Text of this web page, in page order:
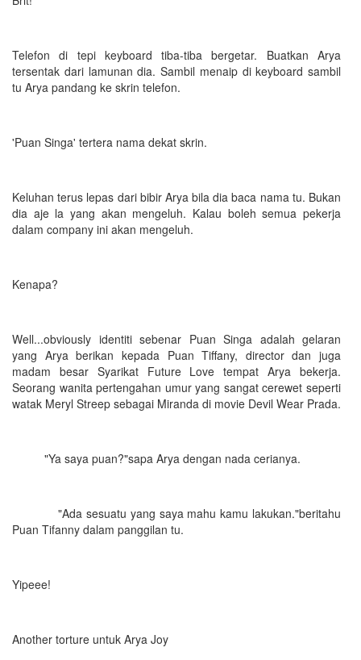
Telefon di tepi keyboard tiba-tiba bergetar. Buatkan Arya
tersentak dari lamunan dia. Sambil menaip di keyboard sambil
tu Arya pandang ke skrin telefon.
'Puan Singa' tertera nama dekat skrin.
Keluhan terus lepas dari bibir Arya bila dia baca nama tu. Bukan
dia aje la yang akan mengeluh. Kalau boleh semua pekerja
dalam company ini akan mengeluh.
Kenapa?
Well...obviously identiti sebenar Puan Singa adalah gelaran
yang Arya berikan kepada Puan Tiffany, director dan juga
madam besar Syarikat Future Love tempat Arya bekerja.
Seorang wanita pertengahan umur yang sangat cerewet seperti
watak Meryl Streep sebagai Miranda di movie Devil Wear Prada.
"Ya saya puan?"sapa Arya dengan nada cerianya.
"Ada sesuatu yang saya mahu kamu lakukan."beritahu
Puan Tifanny dalam panggilan tu.
Yipeee!
Another torture untuk Arya Joy